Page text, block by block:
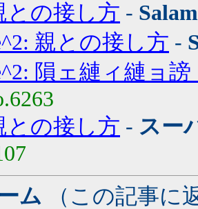
との接し方 - Salam
親との接し方 -
隕ェ縺ィ縺ョ
との接し方 - スー
ム （この記事に